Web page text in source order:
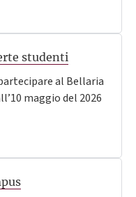
studenti
al Bellaria
maggio del 2026